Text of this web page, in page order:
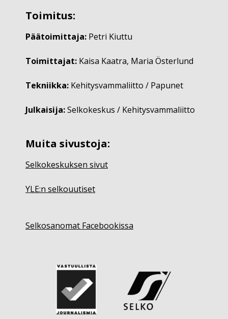
Toimitus:
Päätoimittaja: Petri Kiuttu
Toimittajat: Kaisa Kaatra, Maria Österlund
Tekniikka: Kehitysvammaliitto / Papunet
Julkaisija:Selkokeskus / Kehitysvammaliitto
Muita sivustoja:
Selkokeskuksen sivut
YLE:n selkouutiset
Selkosanomat Facebookissa